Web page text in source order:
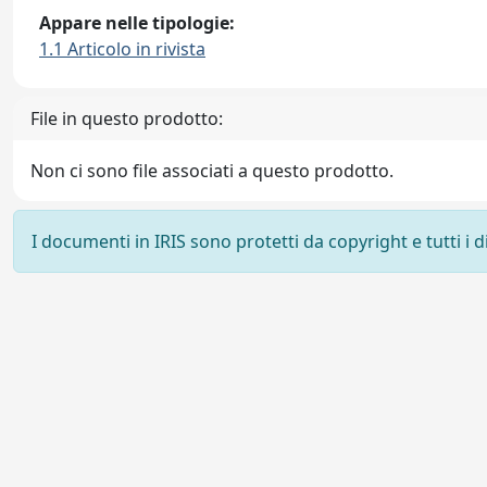
Appare nelle tipologie:
1.1 Articolo in rivista
File in questo prodotto:
Non ci sono file associati a questo prodotto.
I documenti in IRIS sono protetti da copyright e tutti i